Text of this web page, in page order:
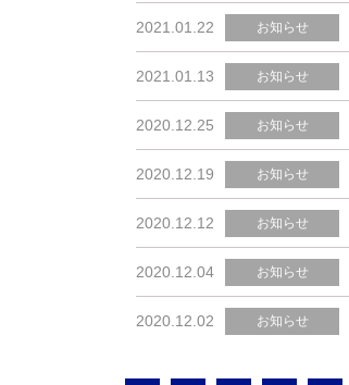
2021.01.22 お知らせ
2021.01.13 お知らせ
2020.12.25 お知らせ
2020.12.19 お知らせ
2020.12.12 お知らせ
2020.12.04 お知らせ
2020.12.02 お知らせ